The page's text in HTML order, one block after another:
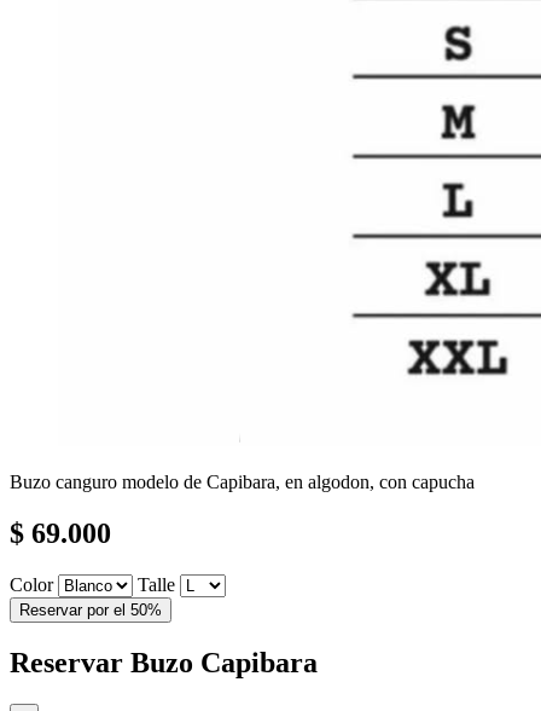
Buzo canguro modelo de Capibara, en algodon, con capucha
$ 69.000
Color Talle
Reservar por el 50%
Reservar Buzo Capibara